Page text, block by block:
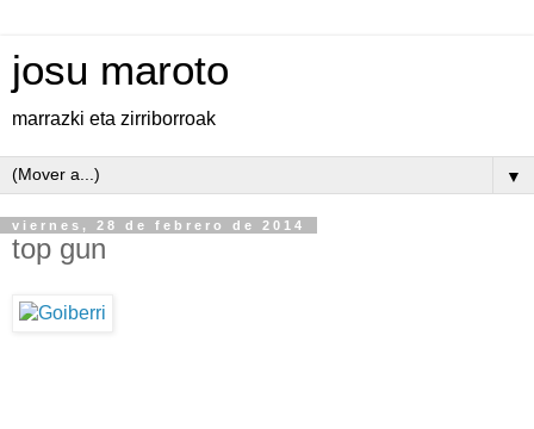
josu maroto
marrazki eta zirriborroak
▼
viernes, 28 de febrero de 2014
top gun